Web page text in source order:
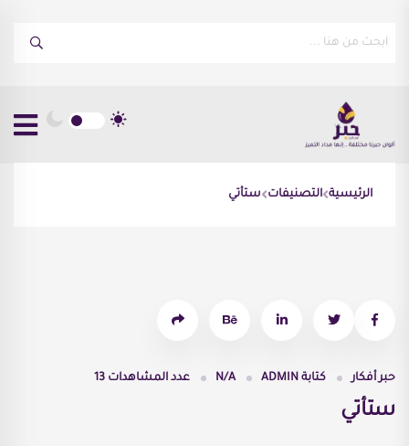
الرئيسية التصنيفات ستأتي
حبر أفكار كتابة ADMIN
N/A عدد المشاهدات 13
ستأتي